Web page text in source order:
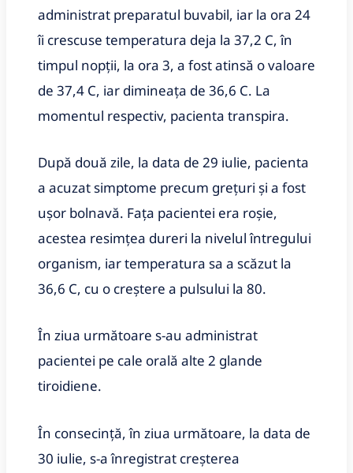
administrat preparatul buvabil, iar la ora 24
îi crescuse temperatura deja la 37,2 C, în
timpul nopţii, la ora 3, a fost atinsă o valoare
de 37,4 C, iar dimineaţa de 36,6 C. La
momentul respectiv, pacienta transpira.
După două zile, la data de 29 iulie, pacienta
a acuzat simptome precum greţuri şi a fost
uşor bolnavă. Faţa pacientei era roşie,
acestea resimţea dureri la nivelul întregului
organism, iar temperatura sa a scăzut la
36,6 C, cu o creştere a pulsului la 80.
În ziua următoare s-au administrat
pacientei pe cale orală alte 2 glande
tiroidiene.
În consecinţă, în ziua următoare, la data de
30 iulie, s-a înregistrat creşterea